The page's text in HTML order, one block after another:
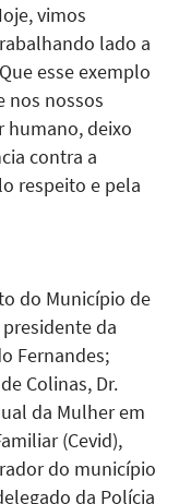
vimos
lado a
esse exemplo
nos nossos
humano, deixo
contra a
respeito e pela
do Município de
presidente da
Fernandes;
Colinas, Dr.
da Mulher em
(Cevid),
do município
da Polícia